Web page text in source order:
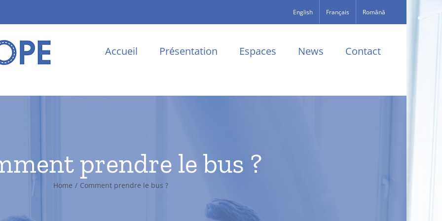
English Français Română
Accueil Présentation Espaces News Contact
prendre le bus ?
Home / Comment prendre le bus ?